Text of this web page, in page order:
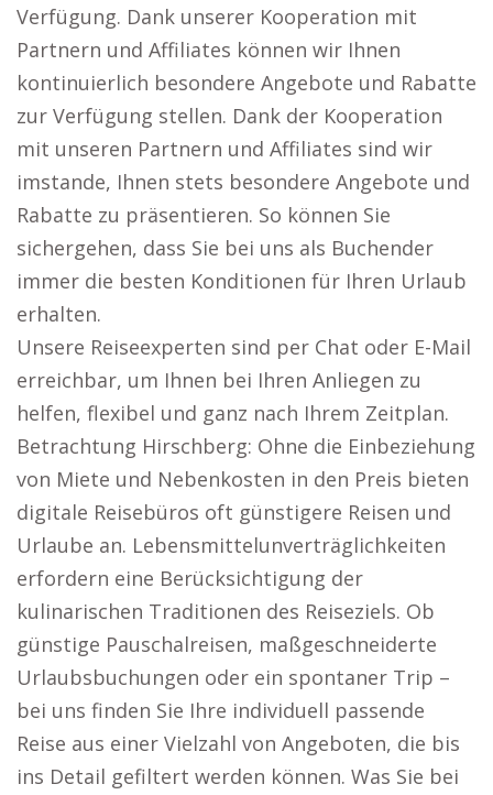
Verfügung. Dank unserer Kooperation mit
Partnern und Affiliates können wir Ihnen
kontinuierlich besondere Angebote und Rabatte
zur Verfügung stellen. Dank der Kooperation
mit unseren Partnern und Affiliates sind wir
imstande, Ihnen stets besondere Angebote und
Rabatte zu präsentieren. So können Sie
sichergehen, dass Sie bei uns als Buchender
immer die besten Konditionen für Ihren Urlaub
erhalten.
Unsere Reiseexperten sind per Chat oder E-Mail
erreichbar, um Ihnen bei Ihren Anliegen zu
helfen, flexibel und ganz nach Ihrem Zeitplan.
Betrachtung Hirschberg: Ohne die Einbeziehung
von Miete und Nebenkosten in den Preis bieten
digitale Reisebüros oft günstigere Reisen und
Urlaube an. Lebensmittelunverträglichkeiten
erfordern eine Berücksichtigung der
kulinarischen Traditionen des Reiseziels. Ob
günstige Pauschalreisen, maßgeschneiderte
Urlaubsbuchungen oder ein spontaner Trip –
bei uns finden Sie Ihre individuell passende
Reise aus einer Vielzahl von Angeboten, die bis
ins Detail gefiltert werden können. Was Sie bei